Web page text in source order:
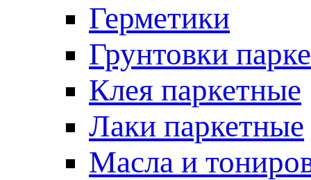
Герметики
Грунтовки
Клея паркетные
Лаки паркетные
Масла и